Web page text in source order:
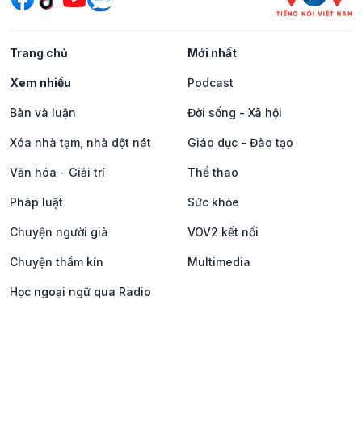
Trang chủ Mới nhất
Xem nhiều Podcast
Bàn và luận Đời sống - Xã hội
Xóa nhà tạm, nhà dột nát Giáo dục - Đào tạo
Văn hóa - Giải trí Thể thao
Pháp luật Sức khỏe
Chuyện người già VOV2 kết nối
Chuyện thầm kín Multimedia
Học ngoại ngữ qua Radio